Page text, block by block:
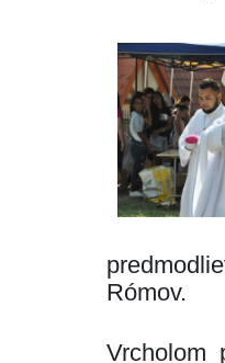
Rómov.
Vrcholom